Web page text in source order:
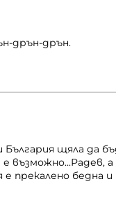
дрън-дрън.
щяла да
възможно...Радев,
е прекалено